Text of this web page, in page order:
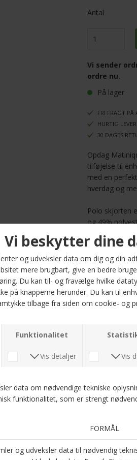
Antal
Vi sender
ordre nu.
På lager
FRI FRAGT PÅ
HURTIG
30 DAGES
Opdag
tilføjelse til
med en
hverdag og
Polo skjorten
og 49%
Materialet
godt ud uden
komfortabelt
Den tidløse
alsidigt valg,
størrelse
sofistikeret
elegante
Andre købte